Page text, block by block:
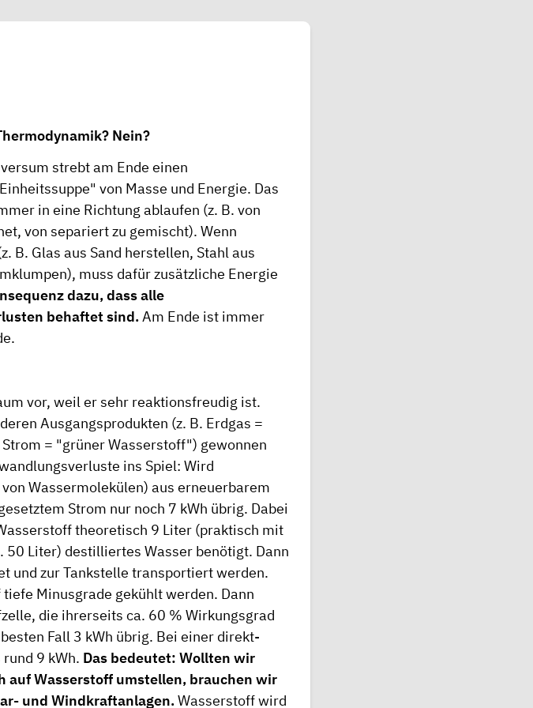
Nein?
strebt am Ende einen
von Masse und Energie. Das
in eine Richtung ablaufen (z. B. von
von separiert zu gemischt). Wenn
B. Glas aus Sand herstellen, Stahl aus
muss dafür zusätzliche Energie
dazu, dass alle
behaftet sind.Am Ende ist immer
vor, weil er sehr reaktionsfreudig ist.
Ausgangsprodukten (z. B. Erdgas =
= "grüner Wasserstoff") gewonnen
ins Spiel: Wird
Wassermolekülen) aus erneuerbarem
Strom nur noch 7 kWh übrig. Dabei
theoretisch 9 Liter (praktisch mit
50 Liter) destilliertes Wasser benötigt. Dann
und zur Tankstelle transportiert werden.
Minusgrade gekühlt werden. Dann
die ihrerseits ca. 60 % Wirkungsgrad
Fall 3 kWh übrig. Bei einer direkt-
9 kWh. Das bedeutet: Wollten wir
auf Wasserstoff umstellen, brauchen wir
und Windkraftanlagen.Wasserstoff wird